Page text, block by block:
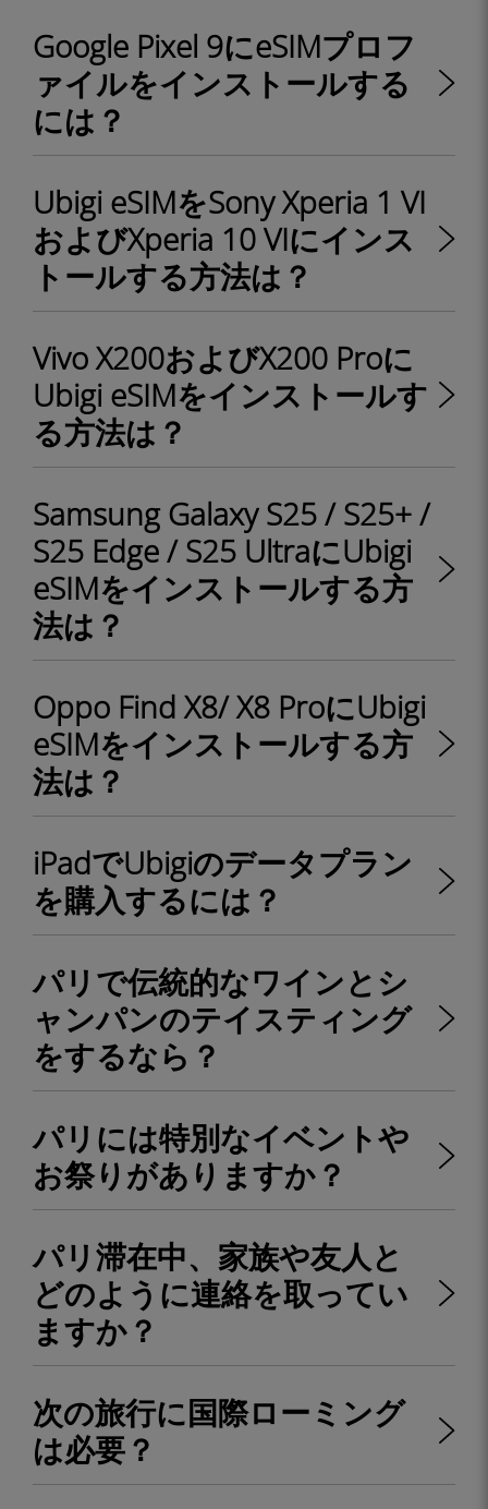
Google Pixel 9にeSIMプロフ
ァイルをインストールする
には？
Ubigi eSIMをSony Xperia 1 VI
およびXperia 10 VIにインス
トールする方法は？
Vivo X200およびX200 Proに
Ubigi eSIMをインストールす
る方法は？
Samsung Galaxy S25 / S25+ /
S25 Edge / S25 UltraにUbigi
eSIMをインストールする方
法は？
Oppo Find X8/ X8 ProにUbigi
eSIMをインストールする方
法は？
iPadでUbigiのデータプラン
を購入するには？
パリで伝統的なワインとシ
ャンパンのテイスティング
をするなら？
パリには特別なイベントや
お祭りがありますか？
パリ滞在中、家族や友人と
どのように連絡を取ってい
ますか？
次の旅行に国際ローミング
は必要？